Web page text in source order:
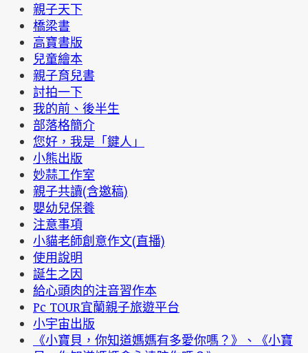
親子天下
橋梁書
高寶書版
兒童繪本
親子育兒書
討拍一下
我的前、後半生
部落格簡介
您好，我是「鍵人」
小熊出版
妙蒜工作室
親子共讀(含邀稿)
嬰幼兒保養
注意事項
小貓老師創意作文(直播)
使用說明
誕生之因
給心頭肉的注音習作本
Pc TOUR宜蘭親子旅遊平台
小宇宙出版
《小寶貝，你知道媽媽有多愛你嗎？》、《小寶